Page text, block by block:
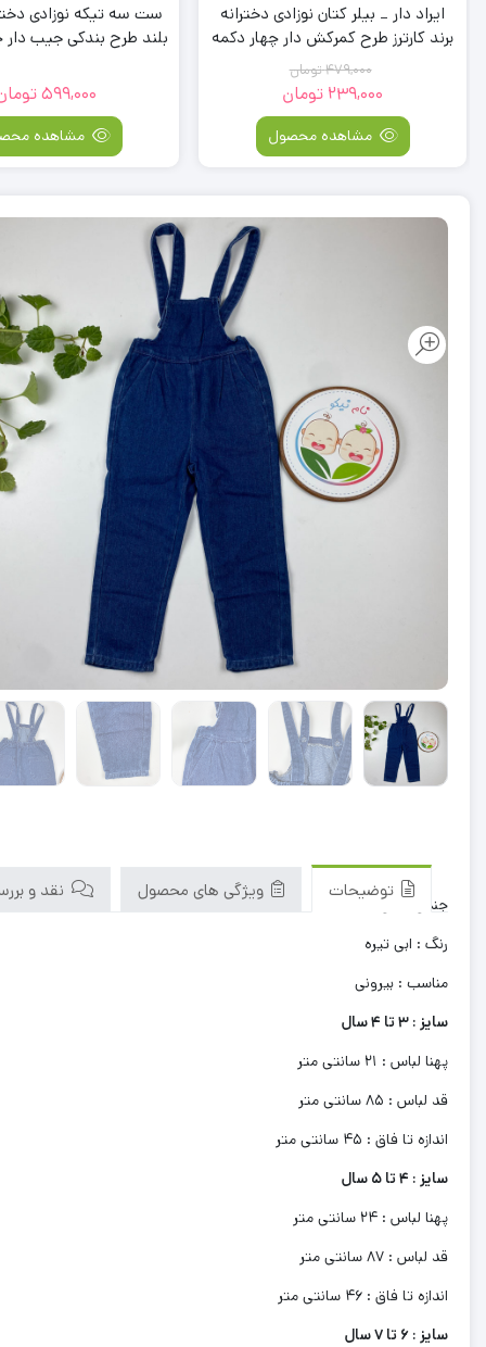
ایراد دار _ بیلر کتان نوزادی دخترانه
برند کارترز طرح کمرکش دار چهار دکمه
صورتی رنگ
479,000تومان
قیمت
اصلی:
479,000
239,000 تومان
قیمت
فعلی:
239,000
مشاهده محصول
ست سه تیکه نوزادی
بلند طرح بندکی جیب دار
599,000
مشاهده
توضیحات ویژگی های محصول نقد و
جنس لباس : جین
رنگ : ابی تیره
مناسب : بیرونی
سایز : 3 تا 4 سال
پهنا لباس : 21 سانتی متر
قد لباس : 85 سانتی متر
اندازه تا فاق : 45 سانتی متر
سایز : 4 تا 5 سال
پهنا لباس : 24 سانتی متر
قد لباس : 87 سانتی متر
اندازه تا فاق : 46 سانتی متر
سایز : 6 تا 7 سال